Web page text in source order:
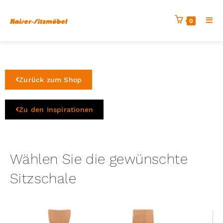
0
Zurück zum Shop
Zu den Inspirationen
Wählen Sie die gewünschte
Sitzschale